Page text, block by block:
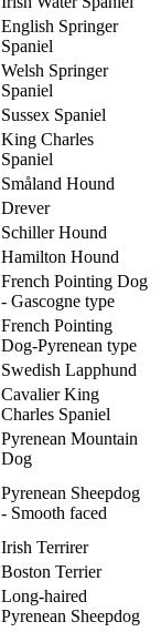
English Springer
Spaniel
Welsh Springer
Spaniel
Sussex Spaniel
King Charles
Spaniel
Småland Hound
Drever
Schiller Hound
Hamilton Hound
French Pointing Dog
- Gascogne type
French Pointing
Dog-Pyrenean type
Swedish Lapphund
Cavalier King
Charles Spaniel
Pyrenean Mountain
Dog
Pyrenean Sheepdog
- Smooth faced
Irish Terrirer
Boston Terrier
Long-haired
Pyrenean Sheepdog